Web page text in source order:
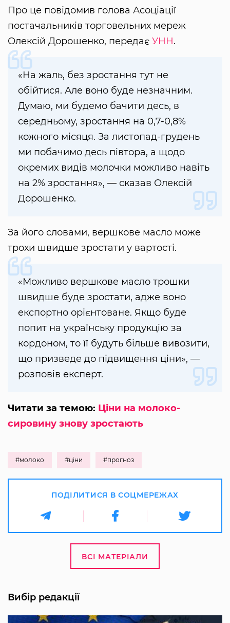
Про це повідомив голова Асоціації
постачальників торговельних мереж
Олексій Дорошенко, передає УНН.
«На жаль, без зростання тут не
обійтися. Але воно буде незначним.
Думаю, ми будемо бачити десь, в
середньому, зростання на 0,7-0,8%
кожного місяця. За листопад-грудень
ми побачимо десь півтора, а щодо
окремих видів молочки можливо навіть
на 2% зростання», — сказав Олексій
Дорошенко.
За його словами, вершкове масло може
трохи швидше зростати у вартості.
«Можливо вершкове масло трошки
швидше буде зростати, адже воно
експортно орієнтоване. Якщо буде
попит на українську продукцію за
кордоном, то її будуть більше вивозити,
що призведе до підвищення ціни», —
розповів експерт.
Читати за темою: Ціни на молоко-
сировину знову зростають
#молоко #ціни #прогноз
ПОДІЛИТИСЯ В СОЦМЕРЕЖАХ
ВСІ МАТЕРІАЛИ
Вибір редакції